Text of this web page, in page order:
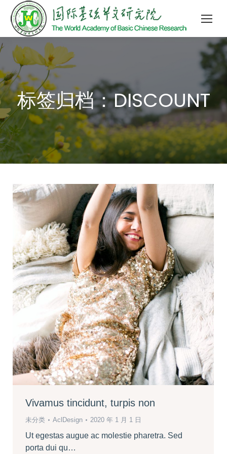
标签归档：DISCOUNT
Vivamus tincidunt, turpis non
未分类 AclDesign 2020 年 1 月 1 日
Ut egestas augue ac molestie pharetra. Sed
porta dui qu…